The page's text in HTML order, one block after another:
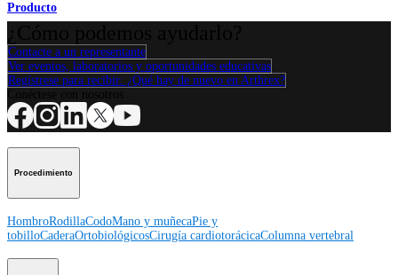
Producto
Contacte a un representante
Ver eventos, laboratorios y oportunidades educativas
Regístrese para recibir: ¿Qué hay de nuevo en Arthrex?
Procedimiento
HombroRodillaCodoMano y muñecaPie y
tobilloCaderaOrtobiológicosCirugía cardiotorácicaColumna vertebral